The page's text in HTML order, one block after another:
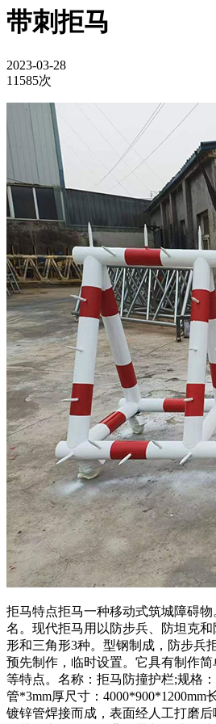
带刺拒马
2023-03-28
11585次
拒马特点拒马一种移动式筑城障碍
名。现代拒马用以防步兵、防坦克
形和三角形3种。型钢制成，防步兵
预先制作，临时设置。它具有制作
等特点。名称：拒马防撞护栏;规格
管*3mm厚尺寸：4000*900*1200mm
镀锌管焊接而成，表面经人工打磨